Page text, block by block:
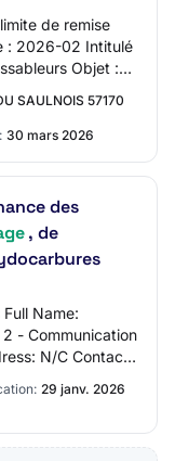
de remise
: 2026-02 Intitulé
Objet :
SAULNOIS 57170
30 mars 2026
des
, de
Name:
- Communication
N/C Contact
29 janv. 2026